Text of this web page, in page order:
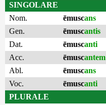
SINGOLARE
Nom.
ēmuscans
Gen.
ēmuscantis
Dat.
ēmuscanti
Acc.
ēmuscantem
Abl.
ēmuscans
Voc.
ēmuscanti
PLURALE